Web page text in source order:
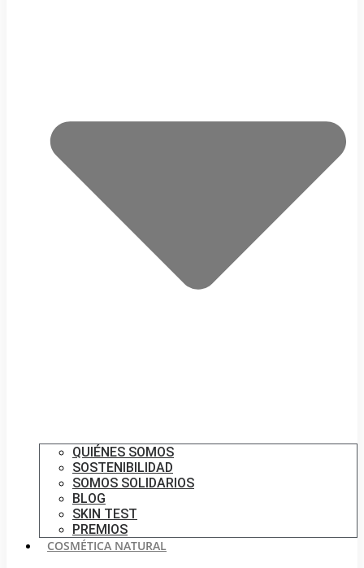
QUIÉNES SOMOS
SOSTENIBILIDAD
SOMOS SOLIDARIOS
BLOG
SKIN TEST
PREMIOS
COSMÉTICA NATURAL